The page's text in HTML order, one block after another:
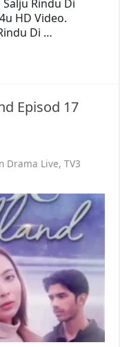
Rindu Di
HD Video.
Di …
Episod 17
Drama Live,TV3